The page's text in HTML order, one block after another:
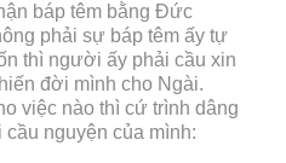
báp têm bằng Đức
phải sự báp têm ấy tự
thì người ấy phải cầu xin
đời mình cho Ngài.
việc nào thì cứ trình dâng
nguyện của mình: